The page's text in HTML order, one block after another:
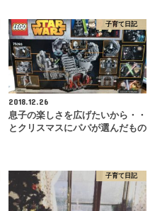
子育て日記
2018.12.26
息子の楽しさを広げたいから・・
とクリスマスにパパが選んだもの
子育て日記